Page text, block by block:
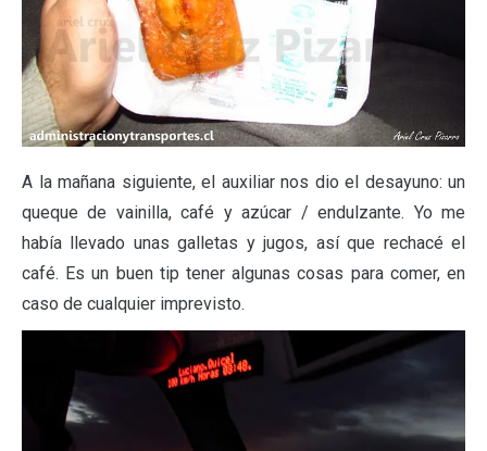
A la mañana siguiente, el auxiliar nos dio el desayuno: un
queque de vainilla, café y azúcar / endulzante. Yo me
había llevado unas galletas y jugos, así que rechacé el
café. Es un buen tip tener algunas cosas para comer, en
caso de cualquier imprevisto.